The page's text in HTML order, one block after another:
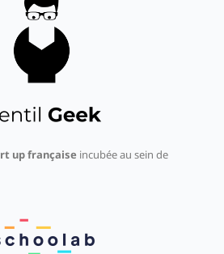
up française incubée au sein de